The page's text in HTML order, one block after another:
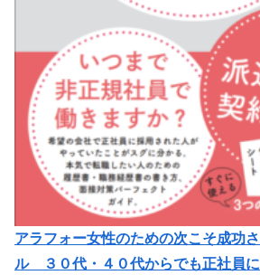
アラフォー女性のための次こそ成功
ル ３０代・４０代からでも正社員に